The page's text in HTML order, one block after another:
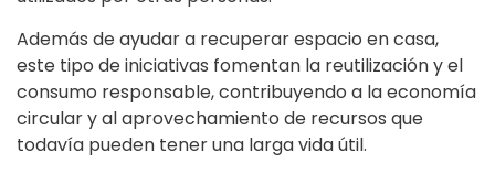
Además de ayudar a recuperar espacio en casa,
este tipo de iniciativas fomentan la reutilización y el
consumo responsable, contribuyendo a la economía
circular y al aprovechamiento de recursos que
todavía pueden tener una larga vida útil.